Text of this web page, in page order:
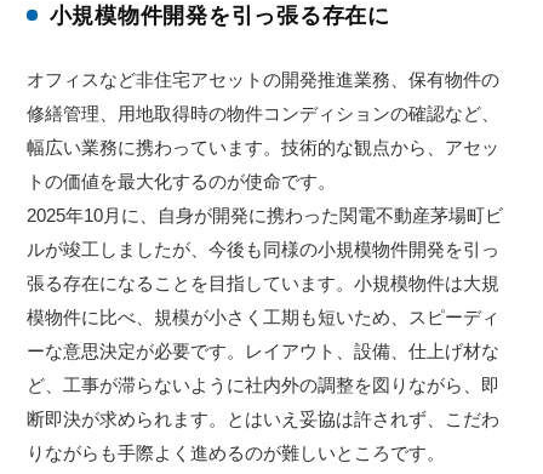
小規模物件開発を引っ張る存在に
オフィスなど非住宅アセットの開発推進業務、保有物件の
修繕管理、用地取得時の物件コンディションの確認など、
幅広い業務に携わっています。技術的な観点から、アセッ
トの価値を最大化するのが使命です。
2025年10月に、自身が開発に携わった関電不動産茅場町ビ
ルが竣工しましたが、今後も同様の小規模物件開発を引っ
張る存在になることを目指しています。小規模物件は大規
模物件に比べ、規模が小さく工期も短いため、スピーディ
ーな意思決定が必要です。レイアウト、設備、仕上げ材な
ど、工事が滞らないように社内外の調整を図りながら、即
断即決が求められます。とはいえ妥協は許されず、こだわ
りながらも手際よく進めるのが難しいところです。